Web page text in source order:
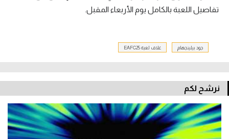
تفاصيل اللعبة بالكامل يوم الأربعاء المقبل.
جود بيلينجهام غلاف لعبة EAFC25
نرشح لكم